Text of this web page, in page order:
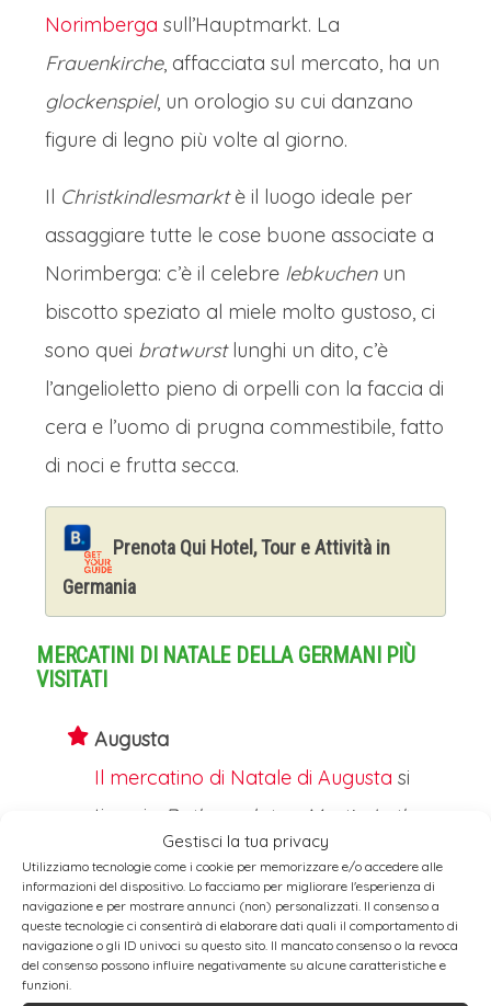
Gestisci la tua privacy
Utilizziamo tecnologie come i cookie per memorizzare e/o accedere alle
informazioni del dispositivo. Lo facciamo per migliorare l'esperienza di
navigazione e per mostrare annunci (non) personalizzati. Il consenso a
queste tecnologie ci consentirà di elaborare dati quali il comportamento di
navigazione o gli ID univoci su questo sito. Il mancato consenso o la revoca
del consenso possono influire negativamente su alcune caratteristiche e
funzioni.
Norimberga sull’Hauptmarkt. La
Frauenkirche, affacciata sul mercato, ha un
glockenspiel, un orologio su cui danzano
figure di legno più volte al giorno.
Il Christkindlesmarktè il luogo ideale per
assaggiare tutte le cose buone associate a
Norimberga: c’è il celebre lebkuchenun
biscotto speziato al miele molto gustoso, ci
sono quei bratwurstlunghi un dito, c’è
l’angelioletto pieno di orpelli con la faccia di
cera e l’uomo di prugna commestibile, fatto
di noci e frutta secca.
Prenota Qui Hotel, Tour e Attività in
Germania
MERCATINI DI NATALE DELLA GERMANI PIÙ
VISITATI
Augusta
Il mercatino di Natale di Augusta si
tiene in
Rathausplatz
Martin-Luther-
. Ogni anno il municipio diventa
un grande calendario dell’Avvento,
con scene alle finestre.
Berlino